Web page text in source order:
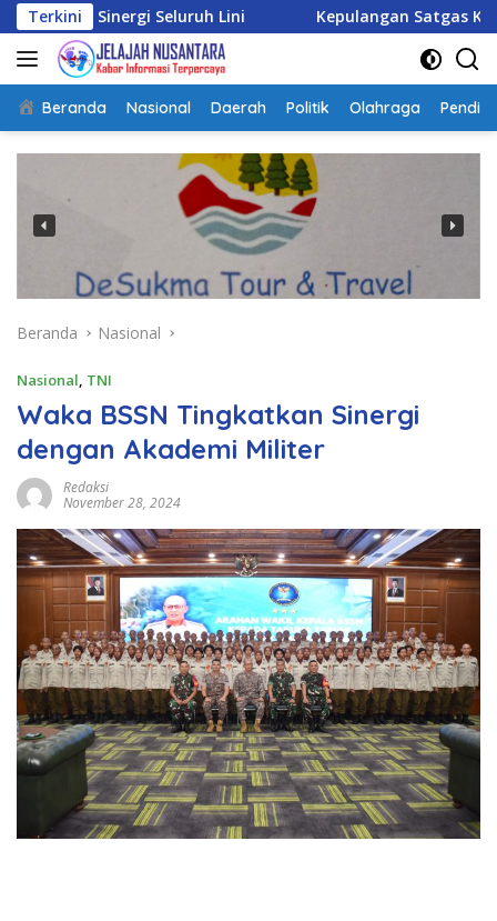
Langsung
ke
konten
Terkini
Seluruh Lini Kepulangan Satgas Kizi TNI Kontingen
Beranda Nasional Daerah Politik Olahraga
Beranda Nasional
Nasional, TNI
Waka BSSN Tingkatkan Sinergi
dengan Akademi Militer
Redaksi
November 28, 2024